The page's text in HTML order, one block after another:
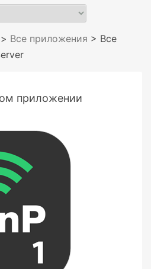
> Все приложения > Все
приложении